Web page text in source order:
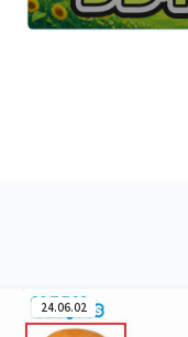
24.06.02